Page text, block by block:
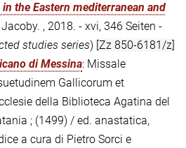
the Eastern mediterranean and
, 2018. - xvi, 346 Seiten -
studies series) [Zz 850-6181/z]
di Messina: Missale
Gallicorum et
della Biblioteca Agatina del
; (1499) / ed. anastatica,
a cura di Pietro Sorci e